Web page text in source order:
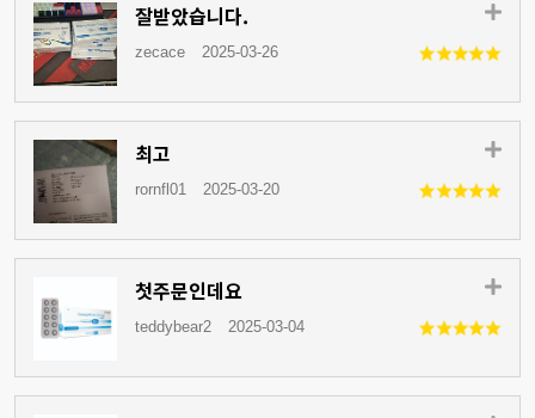
잘받았습니다.
zecace 2025-03-26
최고
rornfl01 2025-03-20
첫주문인데요
teddybear2 2025-03-04